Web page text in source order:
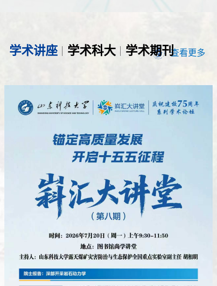
学术讲座 学术科大 学术期刊查看更多